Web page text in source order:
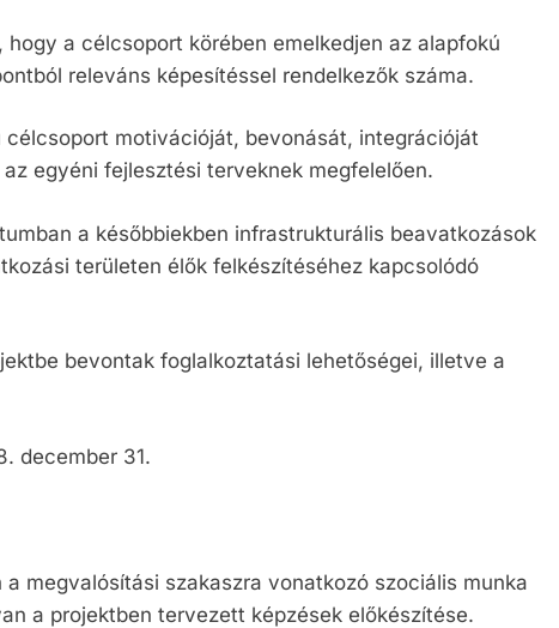
a célcsoport körében emelkedjen az alapfokú
releváns képesítéssel rendelkezők száma.
motivációját, bevonását, integrációját
egyéni fejlesztési terveknek megfelelően.
a későbbiekben infrastrukturális beavatkozások
területen élők felkészítéséhez kapcsolódó
bevontak foglalkoztatási lehetőségei, illetve a
december 31.
megvalósítási szakaszra vonatkozó szociális munka
a projektben tervezett képzések előkészítése.